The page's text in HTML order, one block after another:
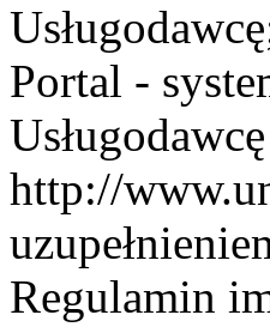
Portal -
http://
Regulamin